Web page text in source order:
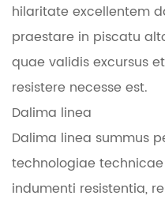
hilaritate excellentem
praestare in piscatu
quae validis excursus
resistere necesse est.
Dalima linea
Dalima linea summus
technologiae
indumenti resistentia,